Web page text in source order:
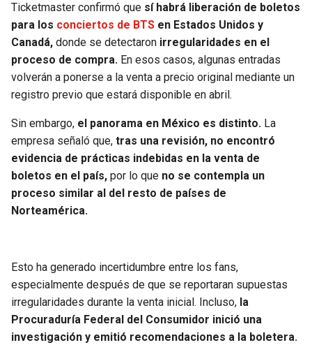
SAINTS
BUCCANEERS
Ticketmaster confirmó que sí habrá liberación de boletos
para los conciertos de BTS en Estados Unidos y
Canadá, donde se detectaron irregularidades en el
proceso de compra. En esos casos, algunas entradas
volverán a ponerse a la venta a precio original mediante un
registro previo que estará disponible en abril.
Sin embargo, el panorama en México es distinto. La
empresa señaló que, tras una revisión, no encontró
evidencia de prácticas indebidas en la venta de
boletos en el país, por lo que no se contempla un
proceso similar al del resto de países de
Norteamérica.
Esto ha generado incertidumbre entre los fans,
especialmente después de que se reportaran supuestas
irregularidades durante la venta inicial. Incluso, la
Procuraduría Federal del Consumidor inició una
investigación y emitió recomendaciones a la boletera.